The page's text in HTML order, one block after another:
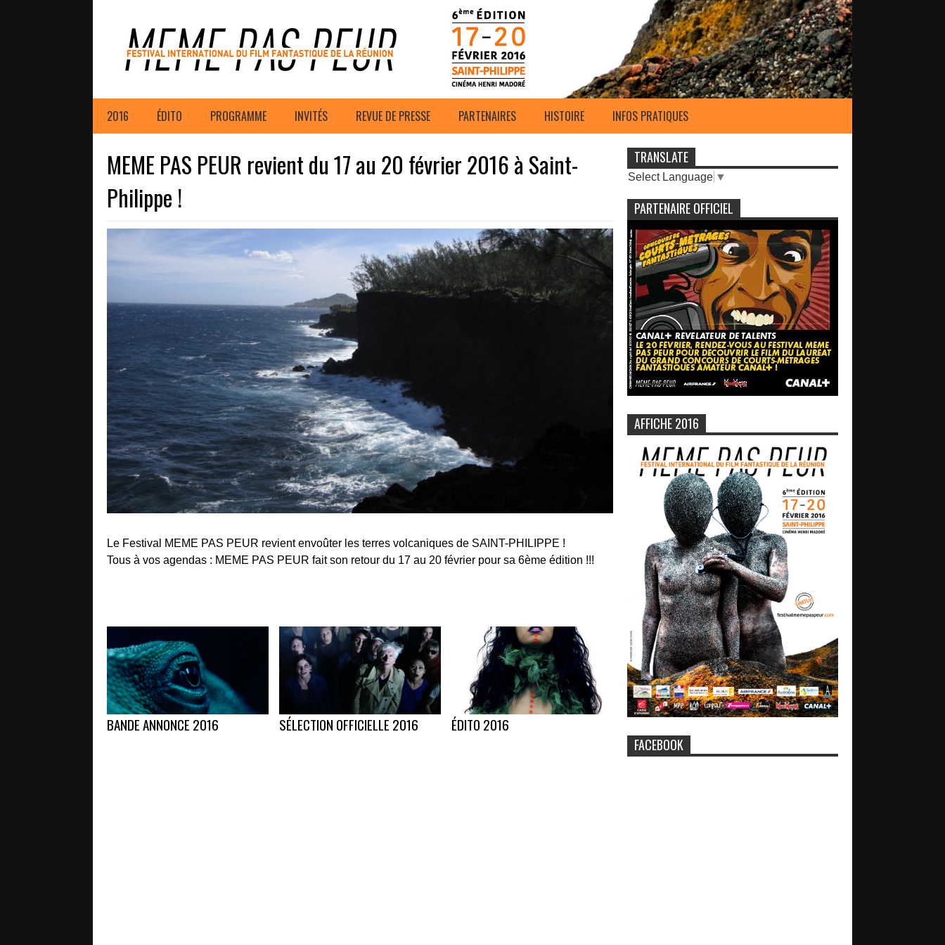
2016 ÉDITO PROGRAMME INVITÉS REVUE DE PRESSE PARTENAIRES HISTOIRE INFOS PRATIQUES
MEME PAS PEUR revient du 17 au 20 février 2016 à Saint-
Philippe !
Le Festival MEME PAS PEUR revient envoûter les terres volcaniques de SAINT-PHILIPPE !
Tous à vos agendas : MEME PAS PEUR fait son retour du 17 au 20 février pour sa 6ème édition !!!
BANDE ANNONCE 2016 SÉLECTION OFFICIELLE 2016 ÉDITO 2016
TRANSLATE
Select Language ▼
PARTENAIRE OFFICIEL
AFFICHE 2016
FACEBOOK